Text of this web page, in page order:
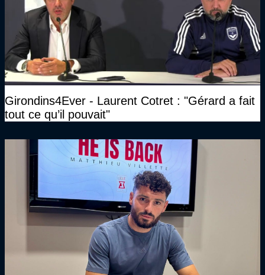
Girondins4Ever - Laurent Cotret : "Gérard a fait
tout ce qu’il pouvait"